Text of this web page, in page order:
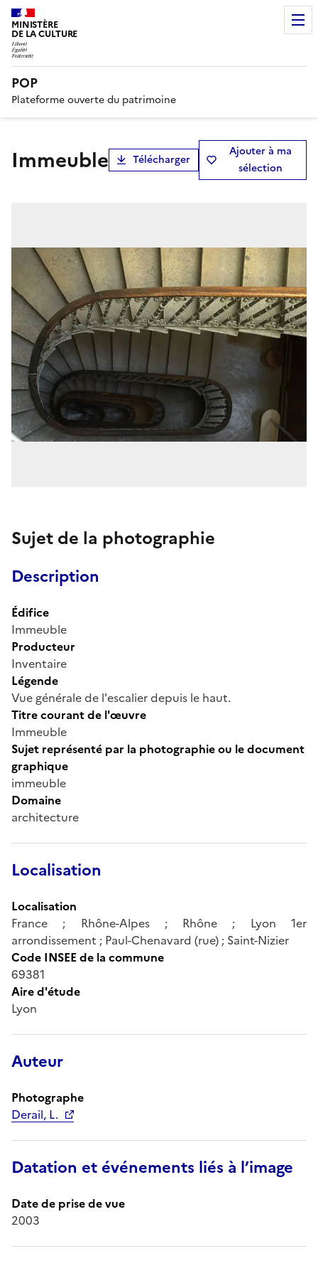
MINISTÈRE
DE LA CULTURE
POP
Plateforme ouverte du patrimoine
Immeuble Télécharger
Ajouter à ma
sélection
Sujet de la photographie
Description
Édifice
Immeuble
Producteur
Inventaire
Légende
Vue générale de l'escalier depuis le haut.
Titre courant de l'œuvre
Immeuble
Sujet représenté par la photographie ou le document
graphique
immeuble
Domaine
architecture
Localisation
Localisation
France ; Rhône-Alpes ; Rhône ; Lyon 1er
arrondissement ; Paul-Chenavard (rue) ; Saint-Nizier
Code INSEE de la commune
69381
Aire d'étude
Lyon
Auteur
Photographe
Derail, L.
Datation et événements liés à l’image
Date de prise de vue
2003